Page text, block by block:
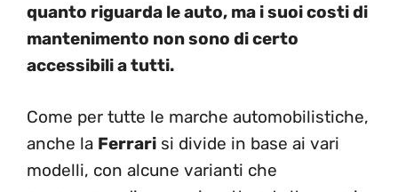
quanto riguarda le auto, ma i suoi costi di
mantenimento non sono di certo
accessibili a tutti.
Come per tutte le marche automobilistiche,
anche la Ferrari si divide in base ai vari
modelli, con alcune varianti che